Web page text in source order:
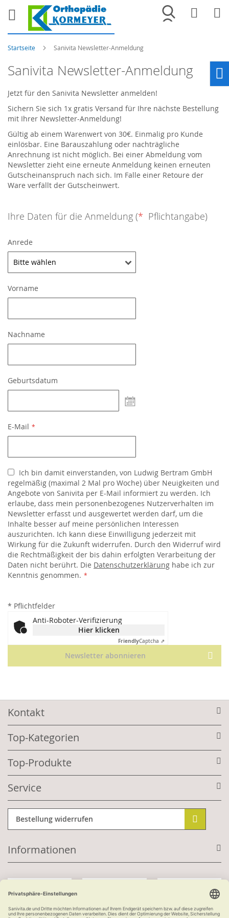
Merkliste
Startseite Sanivita Newsletter-Anmeldung
Sanivita Newsletter-Anmeldung
Jetzt für den Sanivita Newsletter anmelden!
Sichern Sie sich 1x gratis Versand für Ihre nächste Bestellung
mit Ihrer Newsletter-Anmeldung!
Gültig ab einem Warenwert von 30€. Einmalig pro Kunde
einlösbar. Eine Barauszahlung oder nachträgliche
Anrechnung ist nicht möglich. Bei einer Abmeldung vom
Newsletter zieht eine erneute Anmeldung keinen erneuten
Gutscheinanspruch nach sich. Im Falle einer Retoure der
Ware verfällt der Gutscheinwert.
Ihre Daten für die Anmeldung (* Pflichtangabe)
Anrede
Vorname
Nachname
Geburtsdatum
undefined
E-Mail
Ich bin damit einverstanden, von Ludwig Bertram GmbH
regelmäßig (maximal 2 Mal pro Woche) über Neuigkeiten und
Angebote von Sanivita per E-Mail informiert zu werden. Ich
erlaube, dass mein personenbezogenes Nutzerverhalten im
Newsletter erfasst und ausgewertet werden darf, um die
Inhalte besser auf meine persönlichen Interessen
auszurichten. Ich kann diese Einwilligung jederzeit mit
Wirkung für die Zukunft widerrufen. Durch den Widerruf wird
die Rechtmäßigkeit der bis dahin erfolgten Verarbeitung der
Daten nicht berührt. Die Datenschutzerklärung habe ich zur
Kenntnis genommen.
* Pflichtfelder
Anti-Roboter-Verifizierung
Hier klicken
FriendlyCaptcha ⇗
Newsletter abonnieren
Kontakt
Top-Kategorien
Top-Produkte
Service
Bestellung widerrufen
Informationen